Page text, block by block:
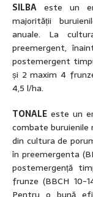
SILBA este un
majorității
anuale. La
preemergent,
postemergent
și 2 maxim 4
4,5 l/ha.
TONALE este un
combate
din cultura de
în preemergenta
postemergență
frunze (BBCH 10-